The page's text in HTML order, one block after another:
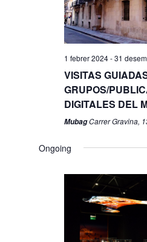
1 febrer 2024-31
VISITAS
GRUPOS/
DIGITALES DEL
MubagCarrer Gravina,
Ongoing